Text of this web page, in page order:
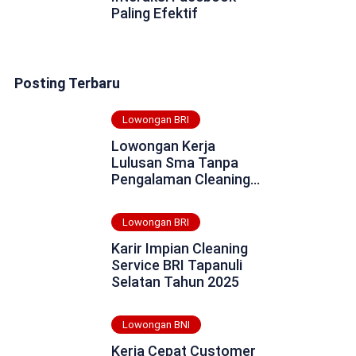
Paling Efektif
Posting Terbaru
Lowongan BRI
Lowongan Kerja
Lulusan Sma Tanpa
Pengalaman Cleaning
Tasikmalaya Tahun
2025
Lowongan BRI
Karir Impian Cleaning
Service BRI Tapanuli
Selatan Tahun 2025
Lowongan BNI
Kerja Cepat Customer